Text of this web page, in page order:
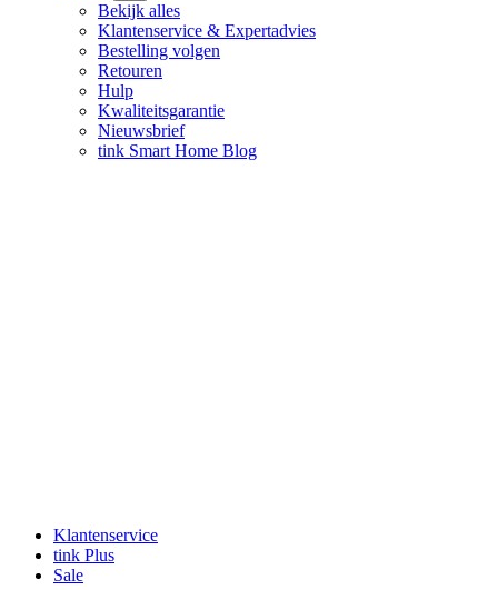
Bekijk alles
Klantenservice & Expertadvies
Bestelling volgen
Retouren
Hulp
Kwaliteitsgarantie
Nieuwsbrief
tink Smart Home Blog
Klantenservice
tink Plus
Sale